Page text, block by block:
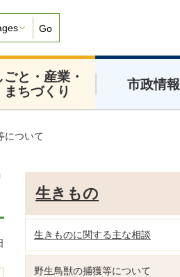
Go
ごと・産業・
まちづくり
市政情報
について
生きもの
生きものに関する主な相談
野生鳥獣の捕獲等について